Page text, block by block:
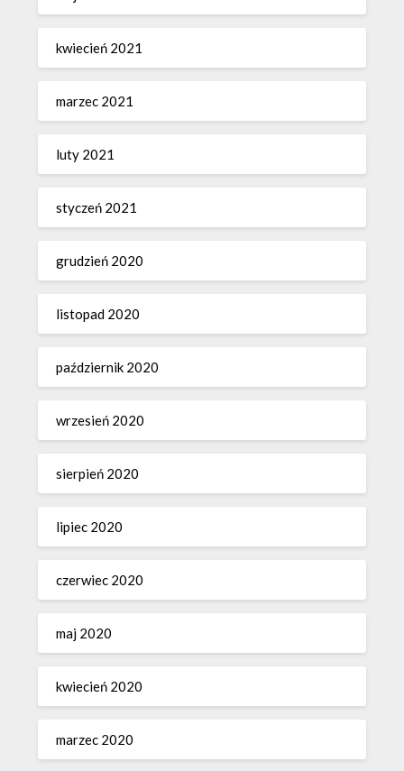
kwiecień 2021
marzec 2021
luty 2021
styczeń 2021
grudzień 2020
listopad 2020
październik 2020
wrzesień 2020
sierpień 2020
lipiec 2020
czerwiec 2020
maj 2020
kwiecień 2020
marzec 2020